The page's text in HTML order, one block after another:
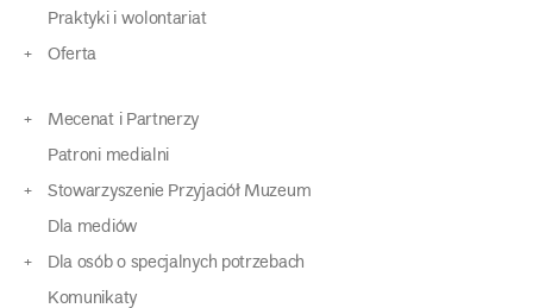
Praktyki i wolontariat
Oferta
Mecenat i Partnerzy
Patroni medialni
Stowarzyszenie Przyjaciół Muzeum
Dla mediów
Dla osób o specjalnych potrzebach
Komunikaty